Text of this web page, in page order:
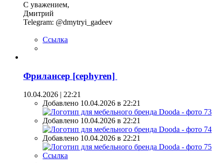
С уважением,
Дмитрий
Telegram: @dmytryi_gadeev
Ссылка
Фрилансер [cephyren]
10.04.2026 | 22:21
Добавлено 10.04.2026 в 22:21
Добавлено 10.04.2026 в 22:21
Добавлено 10.04.2026 в 22:21
Ссылка